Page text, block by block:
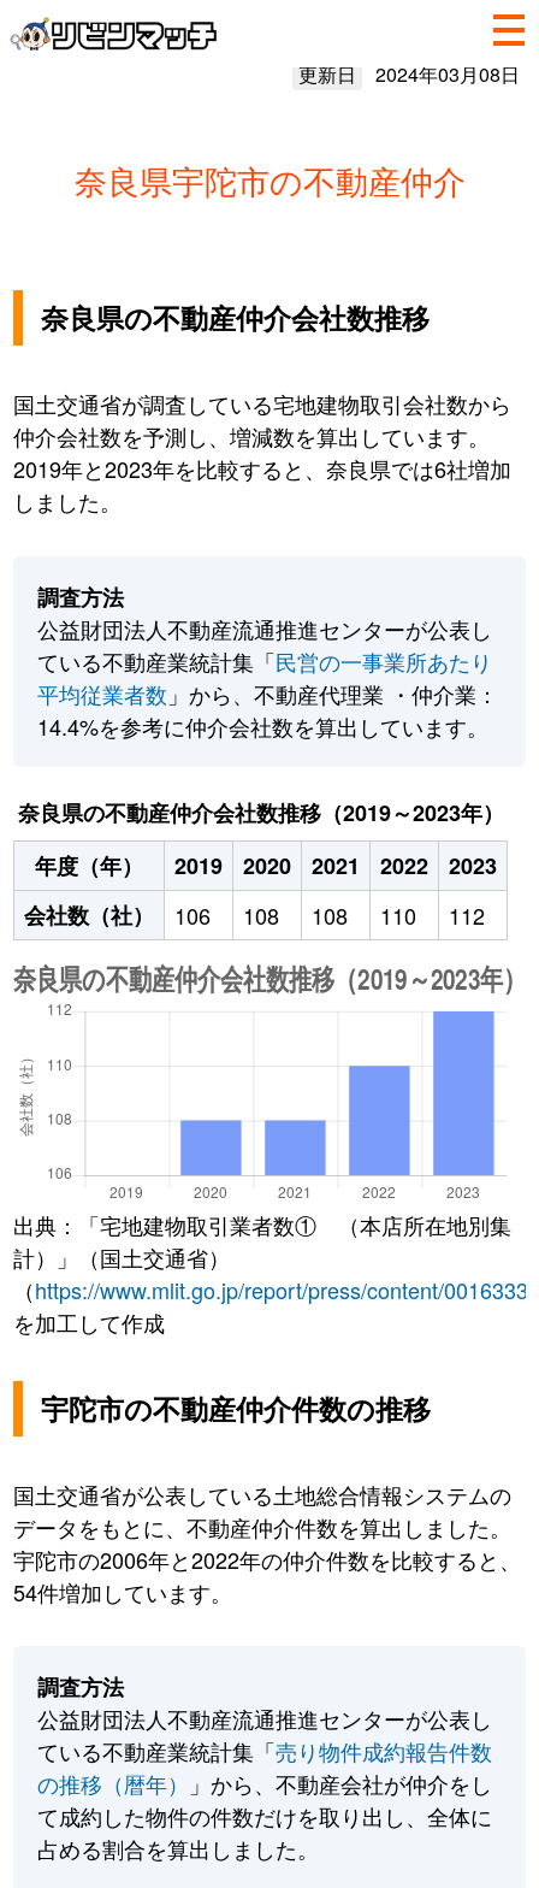
更新日 2024年03月08日
奈良県宇陀市の不動産仲介
奈良県の不動産仲介会社数推移
国土交通省が調査している宅地建物取引会社数から
仲介会社数を予測し、増減数を算出しています。
2019年と2023年を比較すると、奈良県では6社増加
しました。
調査方法
公益財団法人不動産流通推進センターが公表し
ている不動産業統計集「民営の一事業所あたり
平均従業者数 」から、不動産代理業 ・仲介業：
14.4%を参考に仲介会社数を算出しています。
奈良県の不動産仲介会社数推移（2019～2023年）
年度（年）
2019 2020 2021 2022
2023
会社数（社）
106 108 108 110 112
出典：「宅地建物取引業者数① （本店所在地別集
計）」（国土交通省）
（https://www.mlit.go.jp/report/press/content/
を加工して作成
宇陀市の不動産仲介件数の推移
国土交通省が公表している土地総合情報システムの
データをもとに、不動産仲介件数を算出しました。
宇陀市の2006年と2022年の仲介件数を比較すると、
54件増加しています。
調査方法
公益財団法人不動産流通推進センターが公表し
ている不動産業統計集「売り物件成約報告件数
の推移（暦年）
」から、不動産会社が仲介をし
て成約した物件の件数だけを取り出し、全体に
占める割合を算出しました。